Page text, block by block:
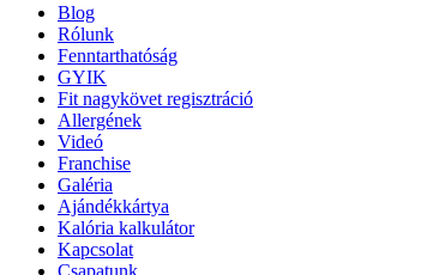
Blog
Rólunk
Fenntarthatóság
GYIK
Fit nagykövet regisztráció
Allergének
Videó
Franchise
Galéria
Ajándékkártya
Kalória kalkulátor
Kapcsolat
Csapatunk